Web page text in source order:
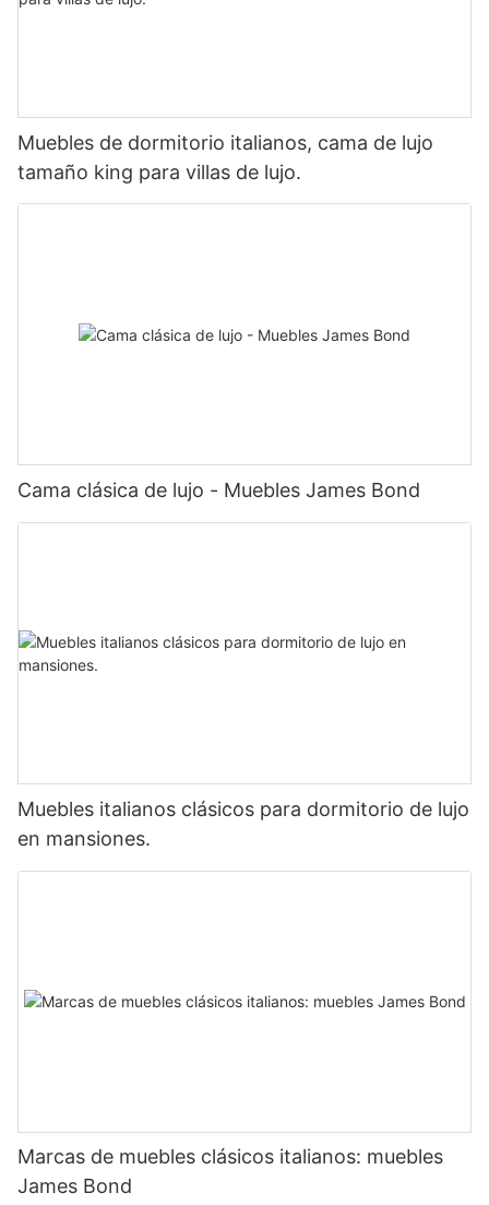
Muebles de dormitorio italianos, cama de lujo
tamaño king para villas de lujo.
Cama clásica de lujo - Muebles James Bond
Muebles italianos clásicos para dormitorio de lujo
en mansiones.
Marcas de muebles clásicos italianos: muebles
James Bond